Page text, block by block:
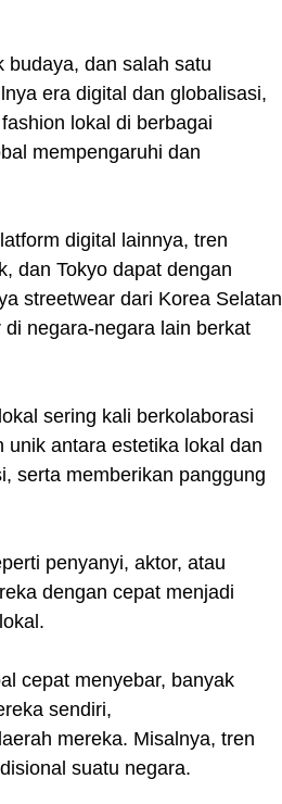
budaya, dan salah satu
era digital dan globalisasi,
lokal di berbagai
mempengaruhi dan
digital lainnya, tren
dan Tokyo dapat dengan
streetwear dari Korea Selatan
negara-negara lain berkat
sering kali berkolaborasi
antara estetika lokal dan
serta memberikan panggung
penyanyi, aktor, atau
dengan cepat menjadi
cepat menyebar, banyak
sendiri,
mereka. Misalnya, tren
suatu negara.